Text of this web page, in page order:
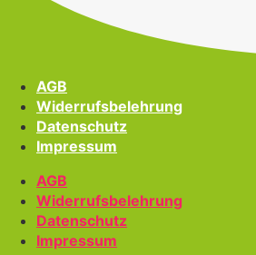
AGB
Widerrufsbelehrung
Datenschutz
Impressum
AGB
Widerrufsbelehrung
Datenschutz
Impressum